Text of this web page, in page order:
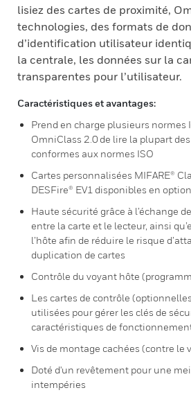
lisiez des cartes de proximité,
technologies, des formats de
d’identification utilisateur
la centrale, les données sur la
transparentes pour l’utilisateur.
Caractéristiques et avantages:
Prend en charge plusieurs normes
OmniClass 2.0 de lire la plupart
conformes aux normes ISO
Cartes personnalisées MIFARE®
DESFire® EV1 disponibles en option
Haute sécurité grâce à l’échange
entre la carte et le lecteur, ainsi
l’hôte afin de réduire le risque
duplication de cartes
Contrôle du voyant hôte
Les cartes de contrôle
utilisées pour gérer les clés de
caractéristiques de
Vis de montage cachées (contre le
Doté d'un revêtement pour une
intempéries